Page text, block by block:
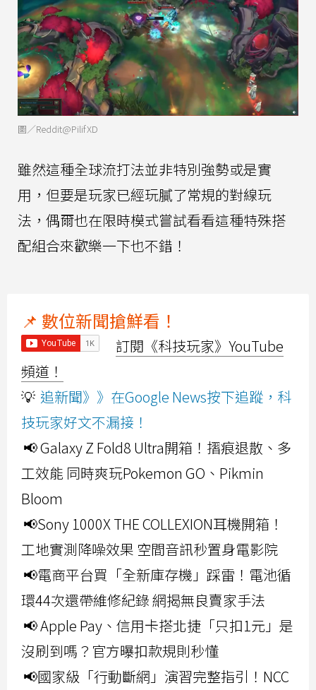
圖／Reddit@PilifXD
雖然這種全球流打法並非特別強勢或是實
用，但要是玩家已經玩膩了常規的對線玩
法，偶爾也在限時模式嘗試看看這種特殊搭
配組合來歡樂一下也不錯！
📌 數位新聞搶鮮看！
訂閱《科技玩家》YouTube
頻道！
💡 追新聞》》在Google News按下追蹤，科
技玩家好文不漏接！
📢 Galaxy Z Fold8 Ultra開箱！摺痕退散、多
工效能 同時爽玩Pokemon GO、Pikmin
Bloom
📢Sony 1000X THE COLLEXION耳機開箱！
工地實測降噪效果 空間音訊秒置身電影院
📢電商平台買「全新庫存機」踩雷！電池循
環44次還帶維修紀錄 網揭無良賣家手法
📢 Apple Pay、信用卡搭北捷「只扣1元」是
沒刷到嗎？官方曝扣款規則秒懂
📢國家級「行動斷網」演習完整指引！NCC